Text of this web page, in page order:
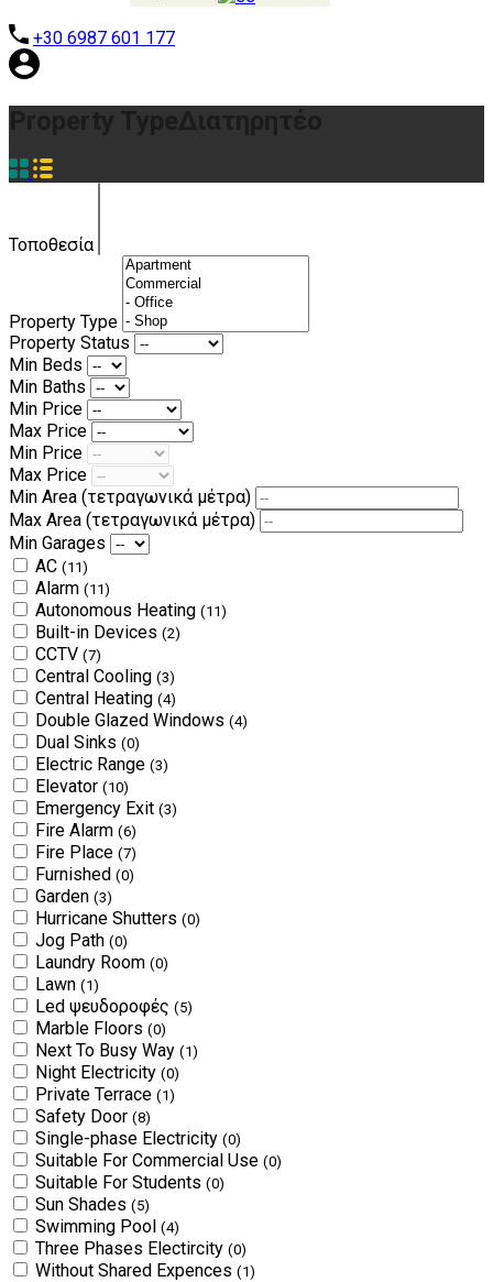
+30 6987 601 177
Τοποθεσία
Property Type
Property Status
Min Beds
Min Baths
Min Price
Max Price
Min Price
Max Price
Min Area (τετραγωνικά μέτρα)
Max Area (τετραγωνικά μέτρα)
Min Garages
AC (11)
Alarm (11)
Autonomous Heating (11)
Built-in Devices (2)
CCTV (7)
Central Cooling (3)
Central Heating (4)
Double Glazed Windows (4)
Dual Sinks (0)
Electric Range (3)
Elevator (10)
Emergency Exit (3)
Fire Alarm (6)
Fire Place (7)
Furnished (0)
Garden (3)
Hurricane Shutters (0)
Jog Path (0)
Laundry Room (0)
Lawn (1)
Led ψευδοροφές (5)
Marble Floors (0)
Next To Busy Way (1)
Night Electricity (0)
Private Terrace (1)
Safety Door (8)
Single-phase Electricity (0)
Suitable For Commercial Use (0)
Suitable For Students (0)
Sun Shades (5)
Swimming Pool (4)
Three Phases Electircity (0)
Without Shared Expences (1)